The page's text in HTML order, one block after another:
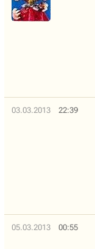
03.03.2013 22:39
05.03.2013 00:55